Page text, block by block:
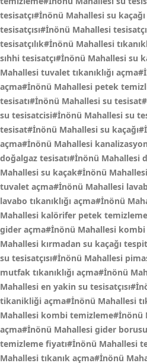
tesisatçı#İnönü Mahallesi su
tesisatçısı#İnönü Mahallesi
tesisatçılık#İnönü Mahallesi
sıhhi tesisatçı#İnönü Mahallesi su
Mahallesi tuvalet tıkanıklığı
açma#İnönü Mahallesi petek
tesisatı#İnönü Mahallesi su
su tesisatcisi#İnönü Mahallesi su
tesisat#İnönü Mahallesi su
açma#İnönü Mahallesi
doğalgaz tesisatı#İnönü Mahallesi
Mahallesi su kaçak#İnönü
tuvalet açma#İnönü Mahallesi
lavabo tıkanıklığı açma#İnönü
Mahallesi kalörifer petek
gider açma#İnönü Mahallesi
Mahallesi kırmadan su kaçağı
su tesisatçısı#İnönü Mahallesi
mutfak tıkanıklığı açma#İnönü
Mahallesi en yakin su
tikanikliği açma#İnönü Mahallesi
Mahallesi kombi temizleme#İnönü
açma#İnönü Mahallesi gider
temizleme fiyatı#İnönü Mahallesi
Mahallesi tıkanık açma#İnönü